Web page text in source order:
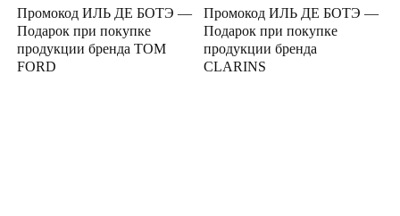
Промокод ИЛЬ ДЕ БОТЭ —
Подарок при покупке
продукции бренда TOM
FORD
Промокод ИЛЬ ДЕ БОТЭ —
Подарок при покупке
продукции бренда
CLARINS